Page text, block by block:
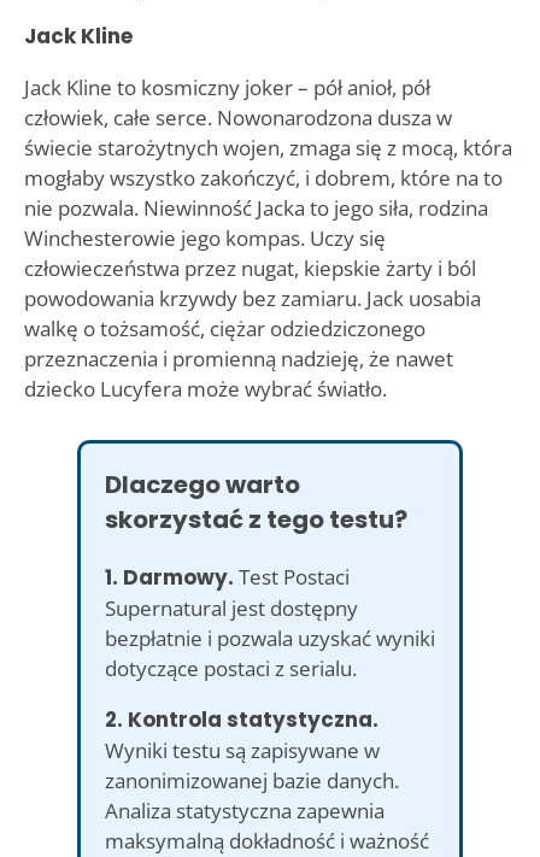
Jack Kline
Jack Kline to kosmiczny joker – pół anioł, pół
człowiek, całe serce. Nowonarodzona dusza w
świecie starożytnych wojen, zmaga się z mocą, która
mogłaby wszystko zakończyć, i dobrem, które na to
nie pozwala. Niewinność Jacka to jego siła, rodzina
Winchesterowie jego kompas. Uczy się
człowieczeństwa przez nugat, kiepskie żarty i ból
powodowania krzywdy bez zamiaru. Jack uosabia
walkę o tożsamość, ciężar odziedziczonego
przeznaczenia i promienną nadzieję, że nawet
dziecko Lucyfera może wybrać światło.
Dlaczego warto
skorzystać z tego testu?
1. Darmowy. Test Postaci
Supernatural jest dostępny
bezpłatnie i pozwala uzyskać wyniki
dotyczące postaci z serialu.
2. Kontrola statystyczna.
Wyniki testu są zapisywane w
zanonimizowanej bazie danych.
Analiza statystyczna zapewnia
maksymalną dokładność i ważność